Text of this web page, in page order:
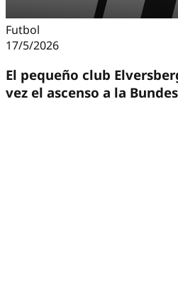
Futbol
17/5/2026
El pequeño club
vez el ascenso a la